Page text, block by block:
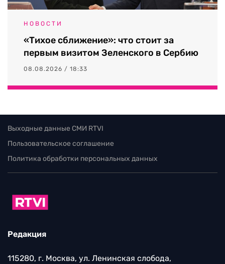
НОВОСТИ
«Тихое сближение»: что стоит за
первым визитом Зеленского в Сербию
08.08.2026 / 18:33
Выходные данные СМИ RTVI
Пользовательское соглашение
Политика обработки персональных данных
Редакция
115280, г. Москва, ул. Ленинская слобода,